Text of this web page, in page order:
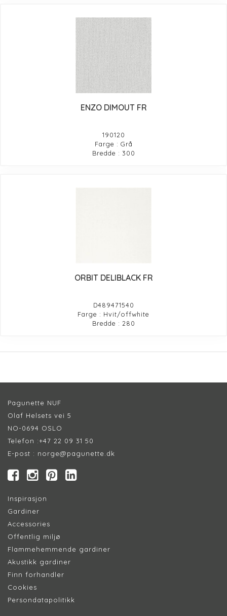
ENZO DIMOUT FR
190120
Farge : Grå
Bredde : 300
ORBIT DELIBLACK FR
D489471540
Farge : Hvit/offwhite
Bredde : 280
Pagunette NUF
Olaf Helsets vei 5
NO-0694 OSLO
Telefon :+47 22 09 31 50
E-post : norge@pagunette.dk
Inspirasjon
Gardiner
Accessories
Offentlig miljø
Flammehemmende gardiner
Akustikk gardiner
Finn forhandler
Cookies
Persondatapolitikk